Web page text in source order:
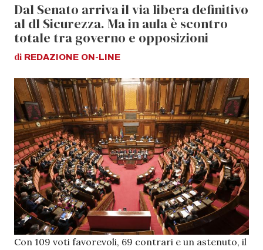
Dal Senato arriva il via libera definitivo
al dl Sicurezza. Ma in aula è scontro
totale tra governo e opposizioni
di REDAZIONE ON-LINE
Con 109 voti favorevoli, 69 contrari e un astenuto, il